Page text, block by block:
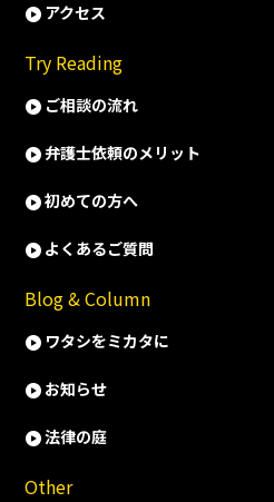
アクセス
Try Reading
ご相談の流れ
弁護士依頼のメリット
初めての方へ
よくあるご質問
Blog & Column
ワタシをミカタに
お知らせ
法律の庭
Other